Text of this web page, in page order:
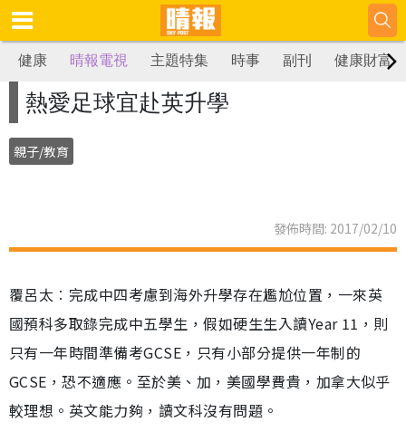
健康 晴報電視 主題特集 時事 副刊 健康財富
熱愛足球宜赴英升學
親子/教育
發佈時間: 2017/02/10
覆呂太︰完成中四考慮到海外升學存在尷尬位置，一來英
國預科多取錄完成中五學生，假如硬生生入讀Year 11，則
只有一年時間準備考GCSE，只有小部分提供一年制的
GCSE，恐不適應。至於美、加，美國學費貴，加拿大似乎
較理想。英文能力夠，讀文科沒有問題。